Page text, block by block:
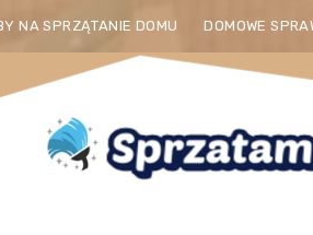
NA SPRZĄTANIE DOMU DOMOWE